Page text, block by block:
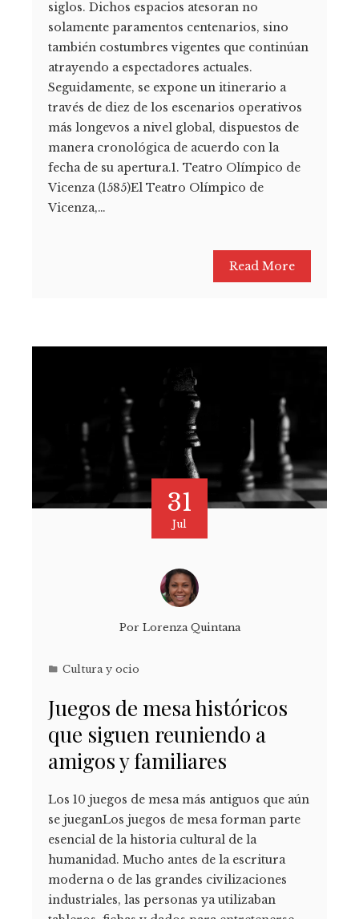
siglos. Dichos espacios atesoran no
solamente paramentos centenarios, sino
también costumbres vigentes que continúan
atrayendo a espectadores actuales.
Seguidamente, se expone un itinerario a
través de diez de los escenarios operativos
más longevos a nivel global, dispuestos de
manera cronológica de acuerdo con la
fecha de su apertura.1. Teatro Olímpico de
Vicenza (1585)El Teatro Olímpico de
Vicenza,…
Read More
31
Jul
Por Lorenza Quintana
Cultura y ocio
Juegos de mesa históricos
que siguen reuniendo a
amigos y familiares
Los 10 juegos de mesa más antiguos que aún
se jueganLos juegos de mesa forman parte
esencial de la historia cultural de la
humanidad. Mucho antes de la escritura
moderna o de las grandes civilizaciones
industriales, las personas ya utilizaban